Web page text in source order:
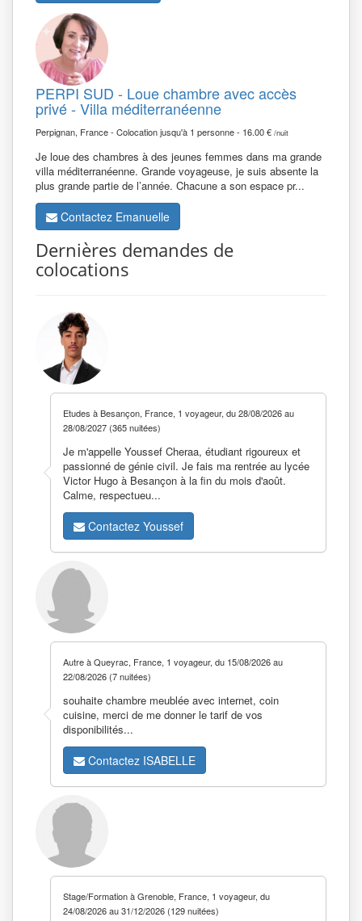
PERPI SUD - Loue chambre avec accès
privé - Villa méditerranéenne
Perpignan, France - Colocation jusqu'à 1 personne - 16.00 € /nuit
Je loue des chambres à des jeunes femmes dans ma grande
villa méditerranéenne. Grande voyageuse, je suis absente la
plus grande partie de l’année. Chacune a son espace pr...
Contactez Emanuelle
Dernières demandes de
colocations
Etudes à Besançon, France, 1 voyageur, du 28/08/2026 au
28/08/2027 (365 nuitées)
Je m'appelle Youssef Cheraa, étudiant rigoureux et
passionné de génie civil. Je fais ma rentrée au lycée
Victor Hugo à Besançon à la fin du mois d'août.
Calme, respectueu...
Contactez Youssef
Autre à Queyrac, France, 1 voyageur, du 15/08/2026 au
22/08/2026 (7 nuitées)
souhaite chambre meublée avec internet, coin
cuisine, merci de me donner le tarif de vos
disponibilités...
Contactez ISABELLE
Stage/Formation à Grenoble, France, 1 voyageur, du
24/08/2026 au 31/12/2026 (129 nuitées)